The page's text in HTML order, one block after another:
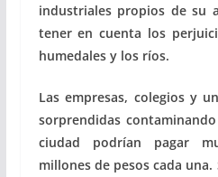
industriales propios de su
tener en cuenta los
humedales y los ríos.
Las empresas, colegios y
sorprendidas
ciudad podrían pagar
millones de pesos cada